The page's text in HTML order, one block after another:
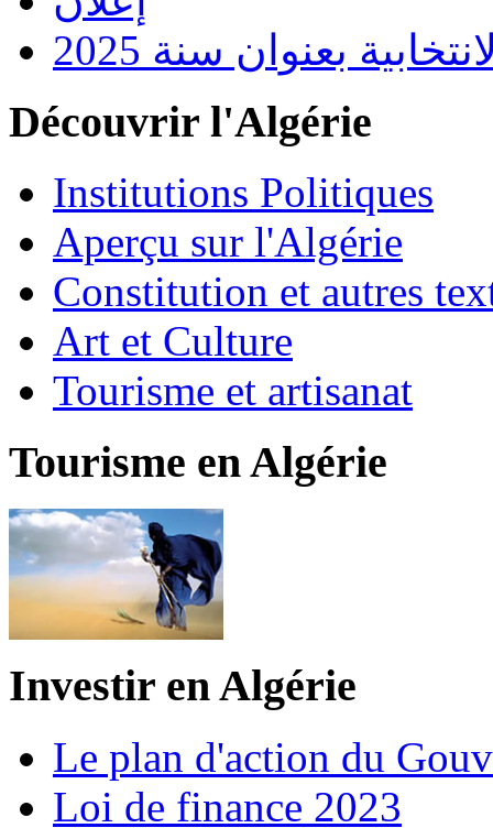
بعنوان سنة 2025
Découvrir l'Algérie
Institutions Politiques
Aperçu sur l'Algérie
Constitution et autres
Art et Culture
Tourisme et artisanat
Tourisme en Algérie
Investir en Algérie
Le plan d'action du
Loi de finance 2023